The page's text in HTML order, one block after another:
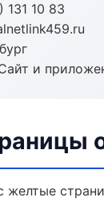
131 10 83
и
желтые